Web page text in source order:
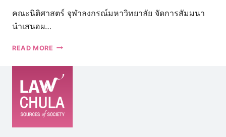
คณะนิติศาสตร์ จุฬาลงกรณ์มหาวิทยาลัย จัดการสัมมนา
นำเสนอผ…
READ MORE สัมมนา
เสนอ
ผล
การ
ศึกษา
โครงการ
วิจัย
เรื่อง